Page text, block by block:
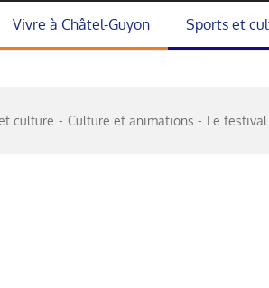
Vivre à Châtel-Guyon Sports et
culture Culture et animations Le festival